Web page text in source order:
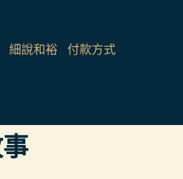
細說和裕 付款方式